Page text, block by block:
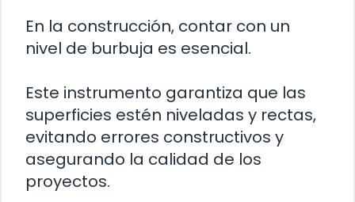
En la construcción, contar con un
nivel de burbuja es esencial.
Este instrumento garantiza que las
superficies estén niveladas y rectas,
evitando errores constructivos y
asegurando la calidad de los
proyectos.